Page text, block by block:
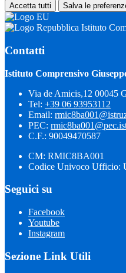
Accetta tutti Salva le
Istituto
Contatti
Istituto Comprensivo
Via de Amicis,12 00045
Tel: +39 06 93953112
Email:
PEC:
C.F.: 90049470587
CM: RMIC8BA001
Codice Univoco Ufficio:
Seguici su
Facebook
Youtube
Instagram
Sezione Link Utili